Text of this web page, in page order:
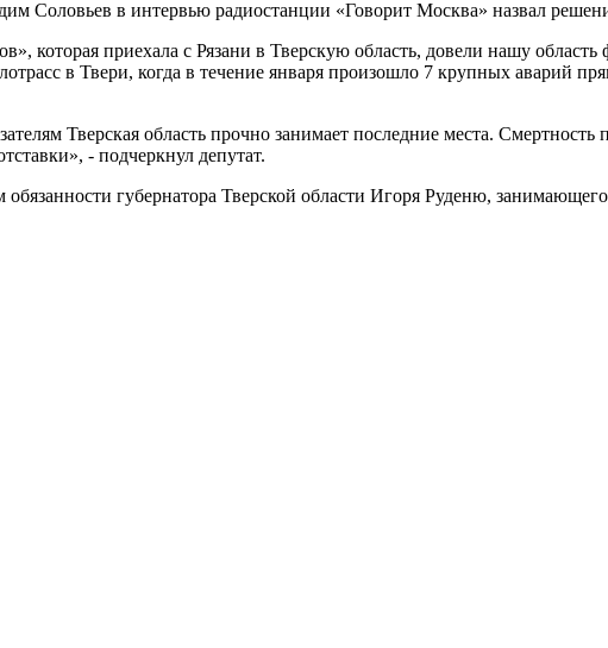
Соловьев в интервью радиостанции «Говорит Москва» назвал
которая приехала с Рязани в Тверскую область, довели нашу
в Твери, когда в течение января произошло 7 крупных аварий
Тверская область прочно занимает последние места.
- подчеркнул депутат.
губернатора Тверской области Игоря Руденю,